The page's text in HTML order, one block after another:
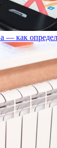
— как